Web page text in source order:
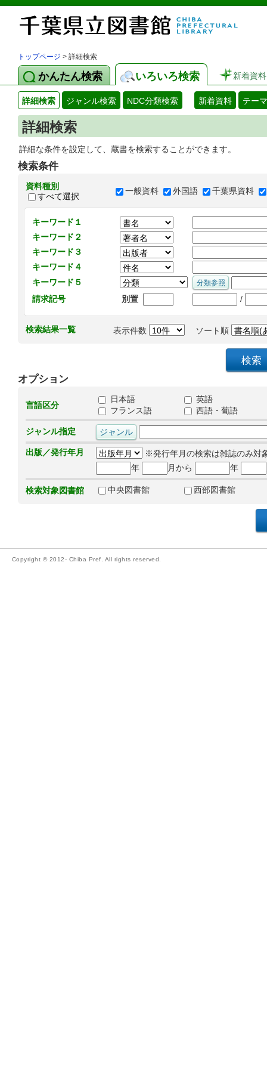
トップページ > 詳細検索
かんたん検索 いろいろ検索 新着資料
詳細検索 ジャンル検索 NDC分類検索 新着資料 テー
詳細検索
詳細な条件を設定して、蔵書を検索することができます。
検索条件
資料種別
すべて選択
一般資料 外国語 千葉県資料
キーワード１
キーワード２
キーワード３
キーワード４
キーワード５
請求記号
別置 /
検索結果一覧 表示件数 ソート順
オプション
言語区分
日本語
英語
フランス語
西語・葡語
ジャンル指定
出版／発行年月
※発行年月の検索は雑誌のみ対
年
月から 年
検索対象図書館 中央図書館 西部図書館
Copyright © 2012- Chiba Pref. All rights reserved.